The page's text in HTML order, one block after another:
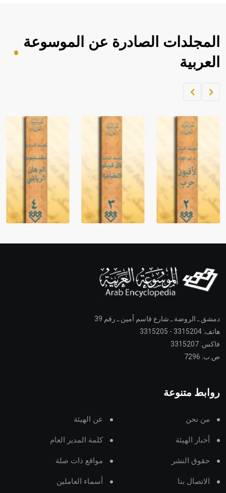
المجلدات الصادرة عن الموسوعة
العربية
دمشق ـ الروضة ـ شارع قاسم أمين ـ رقم 39
هاتف: 3315204 - 3315205
فاكس: 3315207
ص.ب: 7296
روابط متنوعة
من نحن عن الهيئة
أخبار الهيئة كلمة المدير العام
حقوق النشر مواقع ذات صلة
الاتصال بنا أسماء العاملين